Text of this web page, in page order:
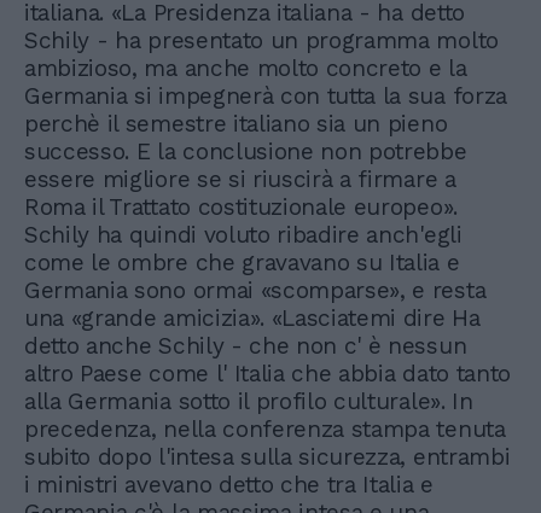
italiana. «La Presidenza italiana - ha detto
Schily - ha presentato un programma molto
ambizioso, ma anche molto concreto e la
Germania si impegnerà con tutta la sua forza
perchè il semestre italiano sia un pieno
successo. E la conclusione non potrebbe
essere migliore se si riuscirà a firmare a
Roma il Trattato costituzionale europeo».
Schily ha quindi voluto ribadire anch'egli
come le ombre che gravavano su Italia e
Germania sono ormai «scomparse», e resta
una «grande amicizia». «Lasciatemi dire Ha
detto anche Schily - che non c' è nessun
altro Paese come l' Italia che abbia dato tanto
alla Germania sotto il profilo culturale». In
precedenza, nella conferenza stampa tenuta
subito dopo l'intesa sulla sicurezza, entrambi
i ministri avevano detto che tra Italia e